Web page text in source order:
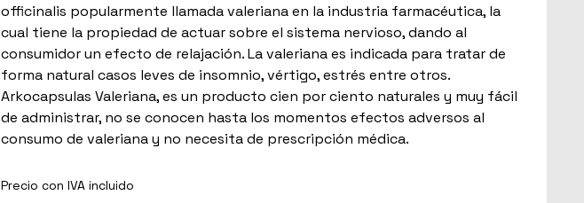
officinalis popularmente llamada valeriana en la industria farmacéutica, la
cual tiene la propiedad de actuar sobre el sistema nervioso, dando al
consumidor un efecto de relajación. La valeriana es indicada para tratar de
forma natural casos leves de insomnio, vértigo, estrés entre otros.
Arkocapsulas Valeriana, es un producto cien por ciento naturales y muy fácil
de administrar, no se conocen hasta los momentos efectos adversos al
consumo de valeriana y no necesita de prescripción médica.
Precio con IVA incluido